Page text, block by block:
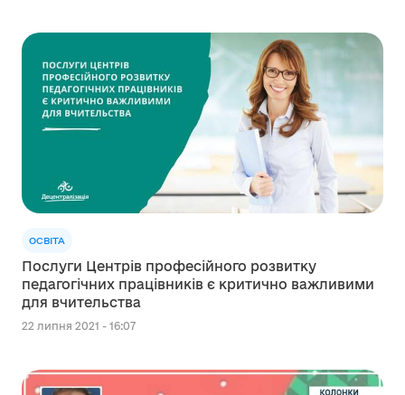
ОСВІТА
Послуги Центрів професійного розвитку
педагогічних працівників є критично важливими
для вчительства
22 липня 2021 - 16:07